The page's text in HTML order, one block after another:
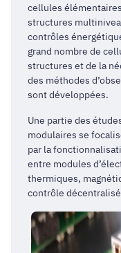
cellules
structures
contrôles
grand nombre de
structures et de la
des méthodes
sont développées.
Une partie des
modulaires se
par la
entre modules
thermiques,
contrôle